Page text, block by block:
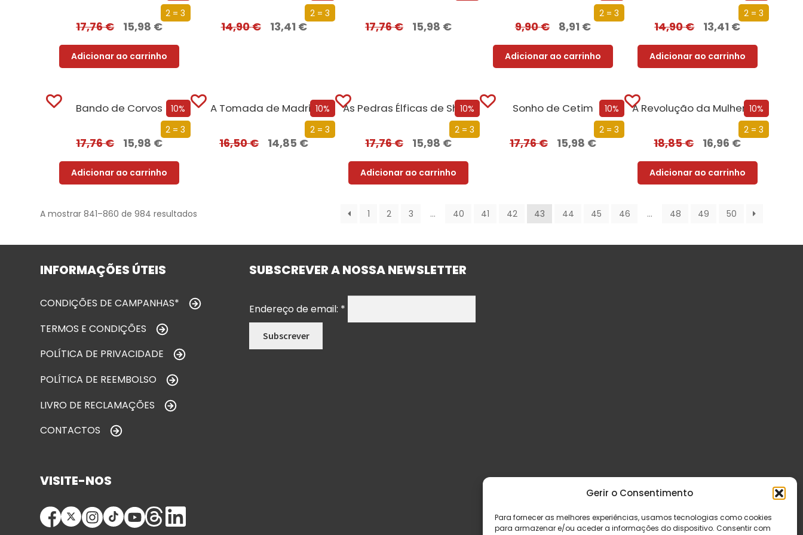
Gerir o Consentimento
Para fornecer as melhores experiências, usamos tecnologias como cookies
para armazenar e/ou aceder a informações do dispositivo. Consentir com
2 = 3
17,76€ 15,98 €
Adicionar ao carrinho
2 = 3
14,90€ 13,41 € 17,76€ 15,98 €
2 = 3
9,90€ 8,91 €
Adicionar ao carrinho
2 = 3
14,90€ 13,41 €
Adicionar ao carrinho
10%
2 = 3
Bando de Corvos
17,76€ 15,98 €
Adicionar ao carrinho
10%
2 = 3
A Tomada de Madrid
16,50€ 14,85 €
10%
2 = 3
As Pedras Élficas de Shannara
17,76€ 15,98 €
Adicionar ao carrinho
10%
2 = 3
Sonho de Cetim
17,76€ 15,98 €
10%
2 = 3
A Revolução da Mulher das Pevides
18,85€ 16,96 €
Adicionar ao carrinho
A mostrar 841–860 de 984 resultados 1 2 3 … 40 41 42 43 44 45 46 … 48 49 50
INFORMAÇÕES ÚTEIS
CONDIÇÕES DE CAMPANHAS*
TERMOS E CONDIÇÕES
POLÍTICA DE PRIVACIDADE
POLÍTICA DE REEMBOLSO
LIVRO DE RECLAMAÇÕES
CONTACTOS
SUBSCREVER A NOSSA NEWSLETTER
Endereço de email: *
VISITE-NOS